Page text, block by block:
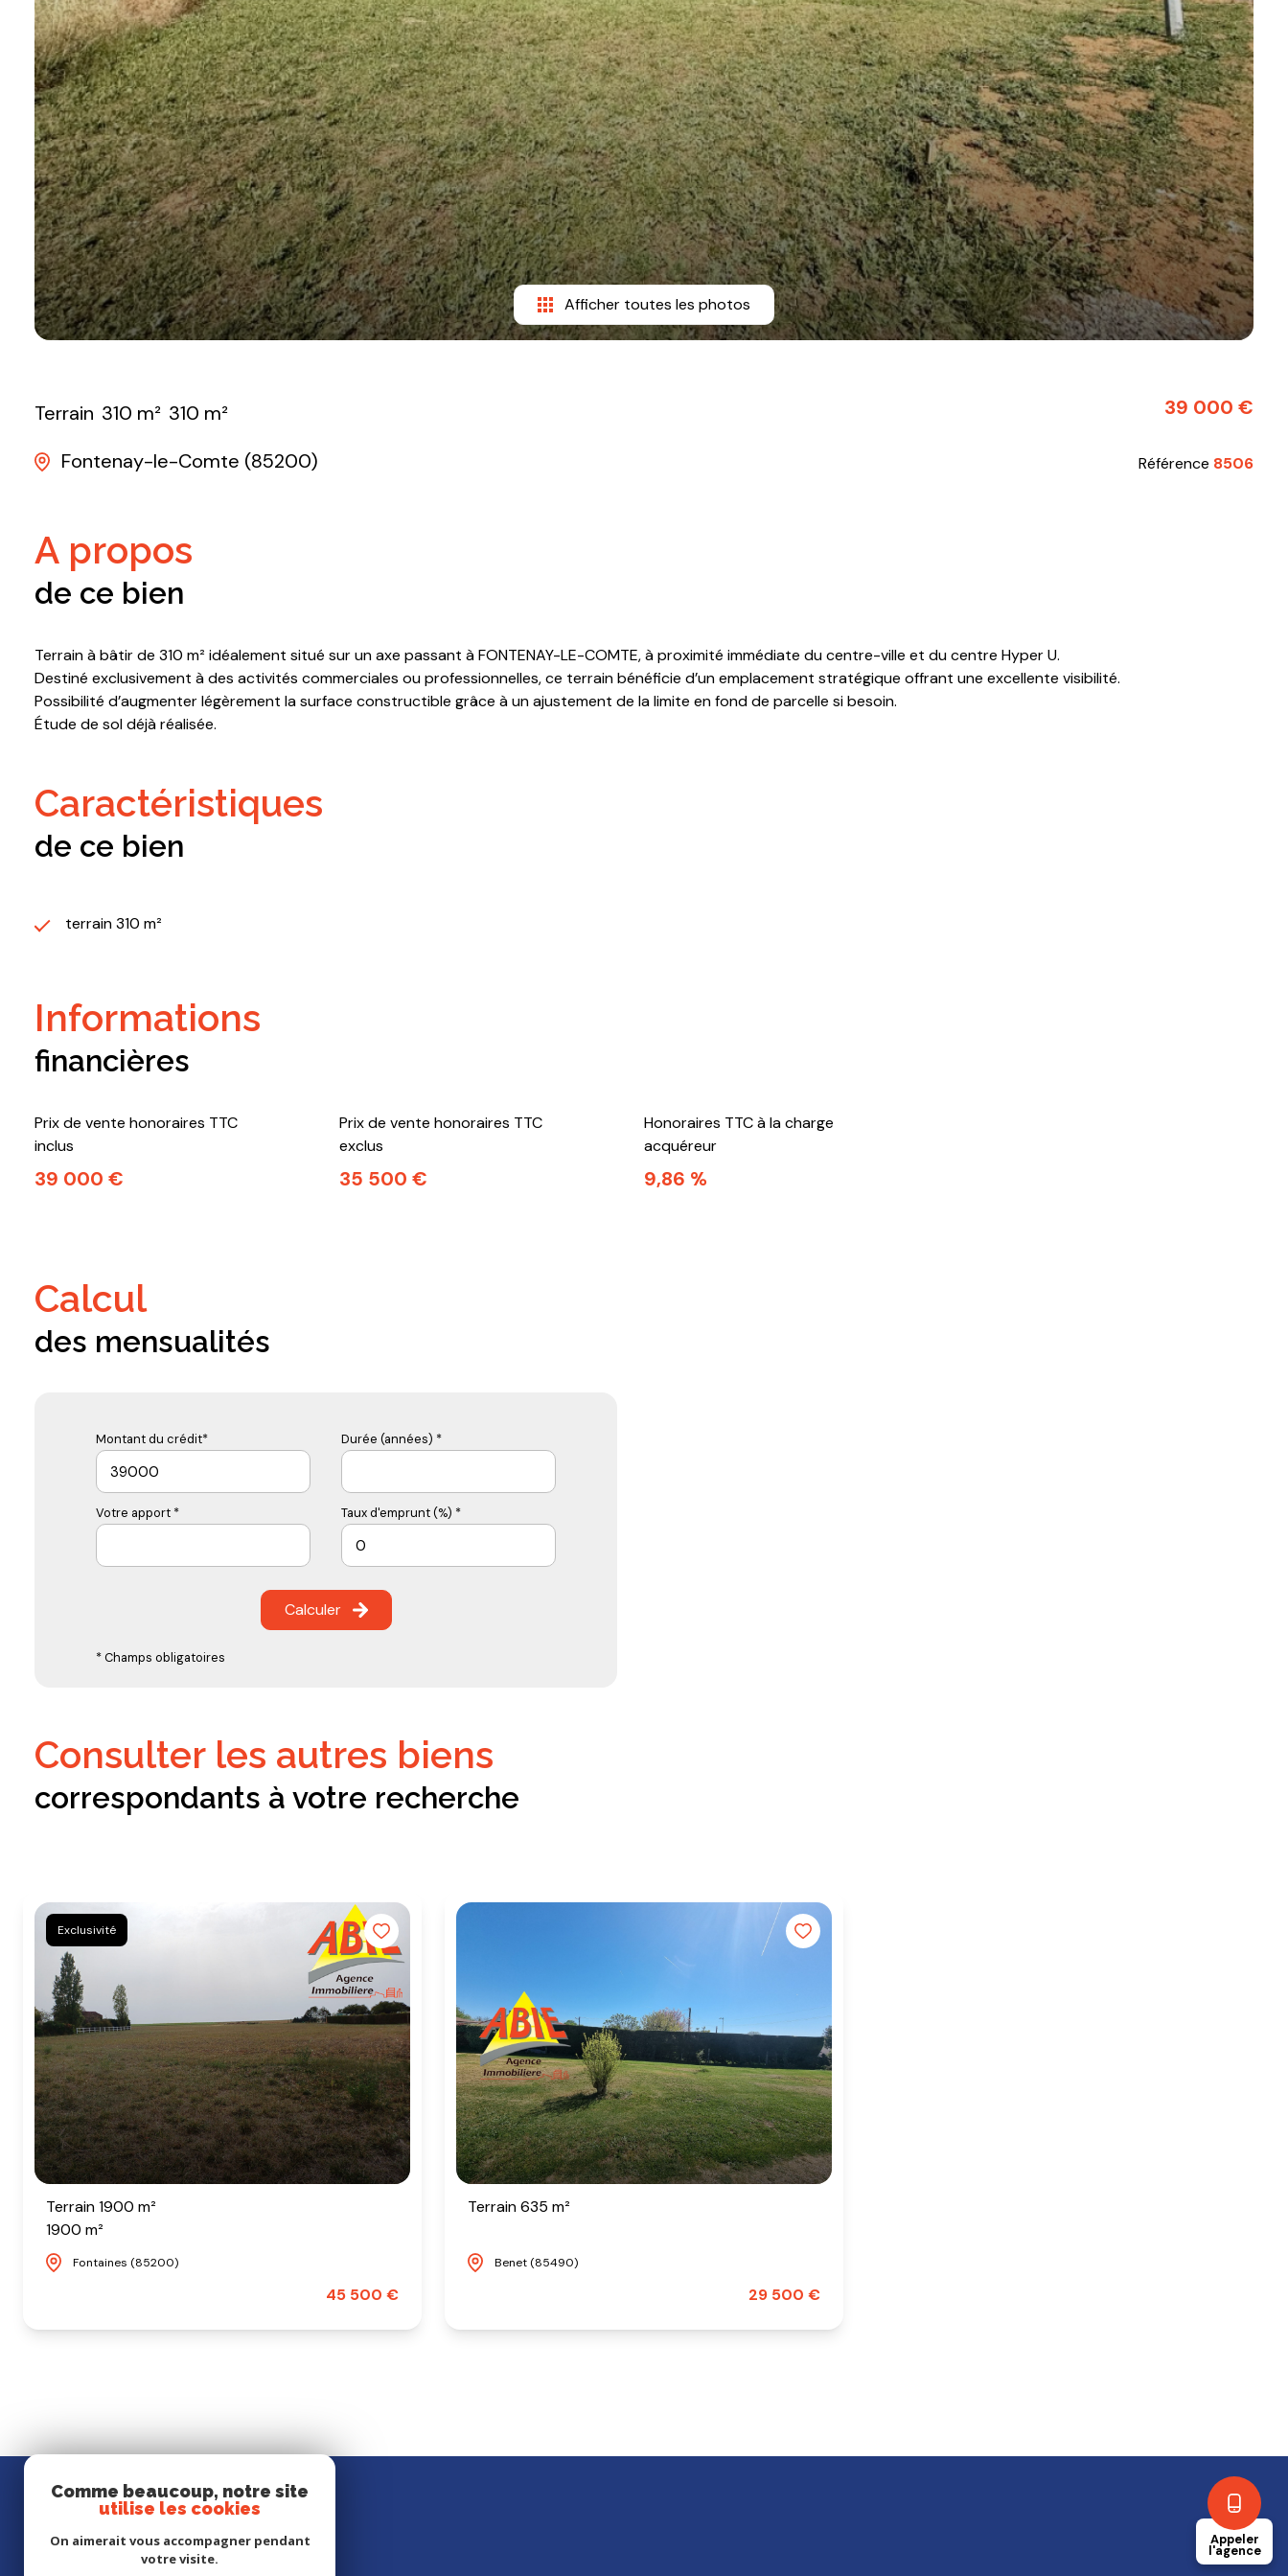
Appeler
l'agence
Afficher toutes les photos
Terrain 310 m² 310 m²
Fontenay-le-Comte (85200)
39 000 €
Référence 8506
a propos
de ce bien
Terrain à bâtir de 310 m² idéalement situé sur un axe passant à FONTENAY-LE-COMTE, à proximité immédiate du centre-ville et du centre Hyper U.
Destiné exclusivement à des activités commerciales ou professionnelles, ce terrain bénéficie d’un emplacement stratégique offrant une excellente visibilité.
Possibilité d’augmenter légèrement la surface constructible grâce à un ajustement de la limite en fond de parcelle si besoin.
Étude de sol déjà réalisée.
caractéristiques
de ce bien
terrain 310 m²
informations
financières
Prix de vente honoraires TTC
inclus
39 000 €
Prix de vente honoraires TTC
exclus
35 500 €
Honoraires TTC à la charge
acquéreur
9,86 %
calcul
des mensualités
Montant du crédit* Durée (années) *
Votre apport * Taux d'emprunt (%) *
Calculer
* Champs obligatoires
consulter les autres biens
correspondants à votre recherche
Exclusivité
Terrain 1900 m²
1900 m²
Fontaines (85200)
45 500 €
Terrain 635 m²
Benet (85490)
29 500 €
Comme beaucoup, notre site
utilise les cookies
On aimerait vous accompagner pendant
votre visite.